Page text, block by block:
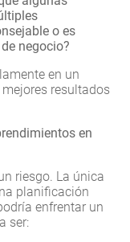
o es
negocio?
en un
resultados
en
riesgo. La única
planificación
enfrentar un
ser: